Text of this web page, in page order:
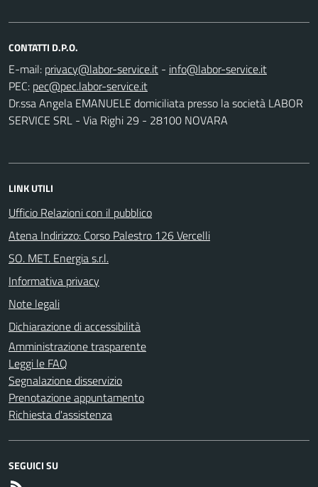
CONTATTI D.P.O.
E-mail:
-
PEC:
Dr.ssa Angela EMANUELE domiciliata presso la società LABOR
SERVICE SRL - Via Righi 29 - 28100 NOVARA
LINK UTILI
Ufficio Relazioni con il pubblico
Atena Indirizzo: Corso Palestro 126 Vercelli
SO. MET. Energia s.r.l.
Informativa privacy
Note legali
Dichiarazione di accessibilità
Amministrazione trasparente
Leggi le FAQ
Segnalazione disservizio
Prenotazione appuntamento
Richiesta d'assistenza
SEGUICI SU